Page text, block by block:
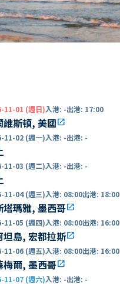
11-01 (週日)入港: -出港: 17:00
維斯頓, 美國open_in_new
11-02 (週一)入港: -出港: -
11-03 (週二)入港: -出港: -
11-04 (週三)入港: 08:00出港: 18:00
塔瑪雅, 墨西哥open_in_new
11-05 (週四)入港: 08:00出港: 16:00
坦島, 宏都拉斯open_in_new
11-06 (週五)入港: 08:00出港: 16:00
梅爾, 墨西哥open_in_new
11-07 (週六)入港: -出港: -